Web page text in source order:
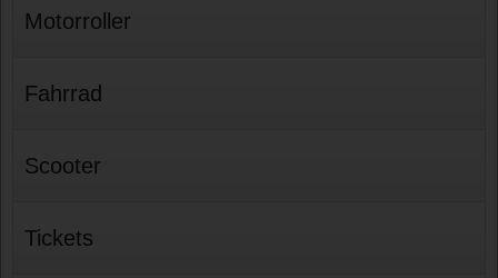
Motorroller
Fahrrad
Scooter
Tickets